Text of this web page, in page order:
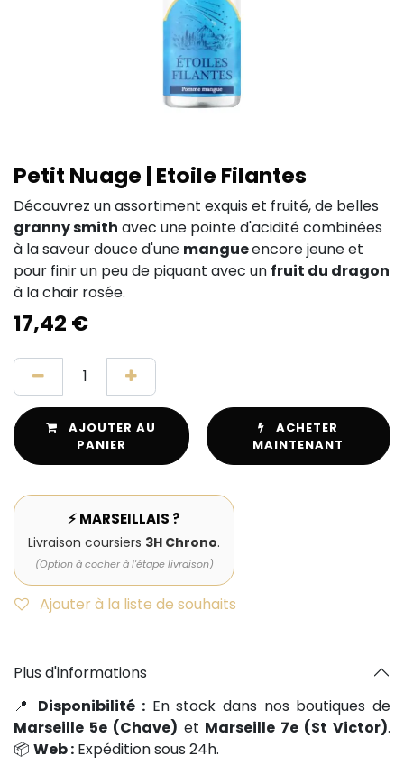
Petit Nuage | Etoile Filantes
Découvrez un assortiment exquis et fruité, de belles
granny smith avec une pointe d'acidité combinées
à la saveur douce d'une mangueencore jeune et
pour finir un peu de piquant avec un fruit du dragon
à la chair rosée.
17,42 €
AJOUTER AU
PANIER
ACHETER
MAINTENANT
⚡ MARSEILLAIS ?
Livraison coursiers 3H Chrono.
(Option à cocher à l'étape livraison)
Ajouter à la liste de souhaits
Plus d'informations
📍 Disponibilité : En stock dans nos boutiques de
Marseille 5e (Chave) et Marseille 7e (St Victor).
📦 Web : Expédition sous 24h.